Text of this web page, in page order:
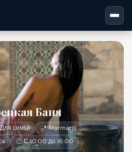
Баня
семьи
📍 Marmaris
🕐 С 10:00 до 16:00